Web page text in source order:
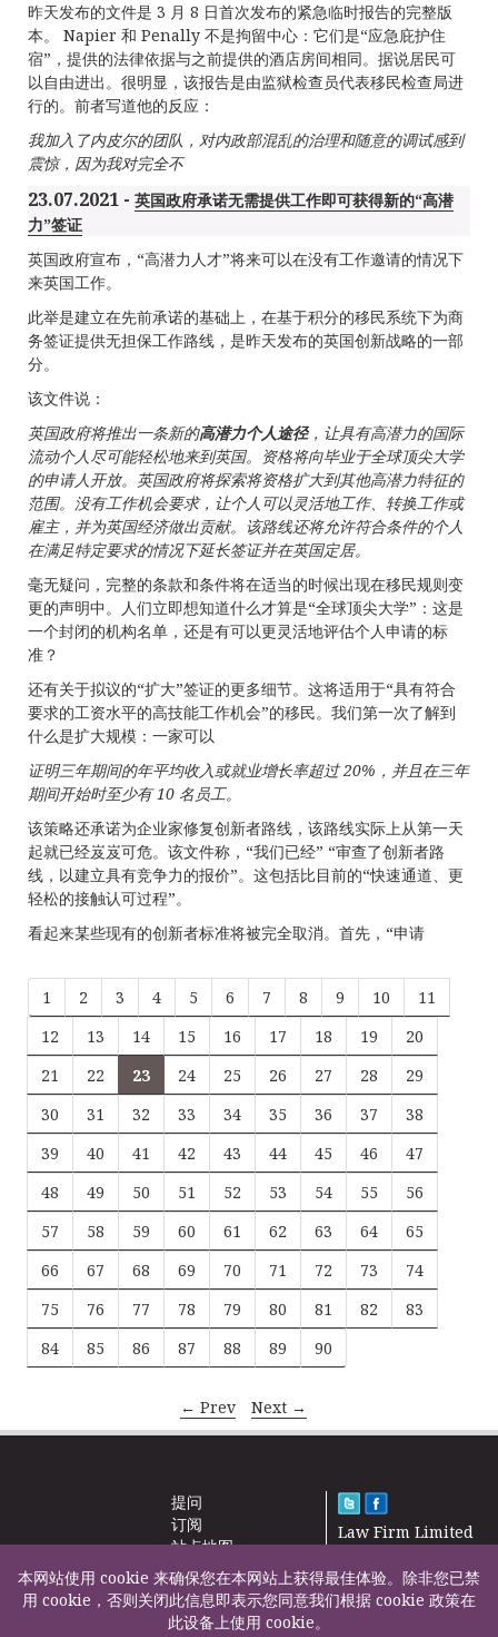
昨天发布的文件是 3 月 8 日首次发布的紧急临时报告的完整版
本。 Napier 和 Penally 不是拘留中心：它们是“应急庇护住
宿”，提供的法律依据与之前提供的酒店房间相同。据说居民可
以自由进出。很明显，该报告是由监狱检查员代表移民检查局进
行的。前者写道他的反应：
我加入了内皮尔的团队，对内政部混乱的治理和随意的调试感到
震惊，因为我对完全不
23.07.2021 - 英国政府承诺无需提供工作即可获得新的“高潜
力”签证
英国政府宣布，“高潜力人才”将来可以在没有工作邀请的情况下
来英国工作。
此举是建立在先前承诺的基础上，在基于积分的移民系统下为商
务签证提供无担保工作路线，是昨天发布的英国创新战略的一部
分。
该文件说：
英国政府将推出一条新的高潜力个人途径， 让具有高潜力的国际
流动个人尽可能轻松地来到英国。资格将向毕业于全球顶尖大学
的申请人开放。英国政府将探索将资格扩大到其他高潜力特征的
范围。没有工作机会要求，让个人可以灵活地工作、转换工作或
雇主，并为英国经济做出贡献。该路线还将允许符合条件的个人
在满足特定要求的情况下延长签证并在英国定居。
毫无疑问，完整的条款和条件将在适当的时候出现在移民规则变
更的声明中。人们立即想知道什么才算是“全球顶尖大学”：这是
一个封闭的机构名单，还是有可以更灵活地评估个人申请的标
准？
还有关于拟议的“扩大”签证的更多细节。这将适用于“具有符合
要求的工资水平的高技能工作机会”的移民。我们第一次了解到
什么是扩大规模：一家可以
证明三年期间的年平均收入或就业增长率超过20% ，并且在三年
期间开始时至少有10 名员工。
该策略还承诺为企业家修复创新者路线，该路线实际上从第一天
起就已经岌岌可危。该文件称，“我们已经” “审查了创新者路
线，以建立具有竞争力的报价”。这包括比目前的“快速通道、更
轻松的接触认可过程”。
看起来某些现有的创新者标准将被完全取消。首先，“申请
1 2 3 4 5 6 7 8 9 10
11
12
13 14 15 16 17 18 19
20
21
22 23 24 25 26 27 28
29
30
31 32 33 34 35 36 37
38
39
40 41 42 43 44 45 46
47
48
49 50 51 52 53 54 55
56
57
58 59 60 61 62 63 64
65
66
67 68 69 70 71 72 73
74
75
76 77 78 79 80 81 82
83
84
85 86 87 88 89 90
← Prev Next →
提问
订阅
站点地图
新闻
联系我们
Law Firm Limited
本网站使用 cookie 来确保您在本网站上获得最佳体验。除非您已禁
用 cookie，否则关闭此信息即表示您同意我们根据 cookie 政策在
此设备上使用 cookie。